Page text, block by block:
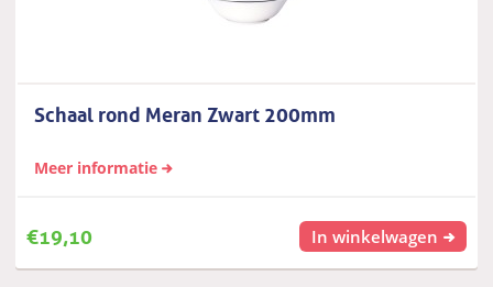
Schaal rond Meran Zwart 200mm
Meer informatie
€19,10 In winkelwagen